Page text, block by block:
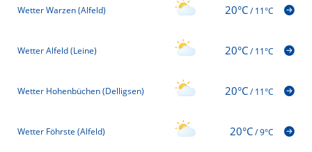
Wetter Warzen (Alfeld) 20°C/11°C
Wetter Alfeld (Leine) 20°C/11°C
Wetter Hohenbüchen (Delligsen) 20°C/11°C
Wetter Föhrste (Alfeld) 20°C/9°C